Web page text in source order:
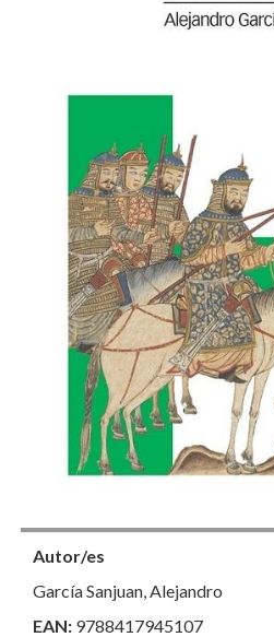
Autor/es
García Sanjuan, Alejandro
EAN: 9788417945107